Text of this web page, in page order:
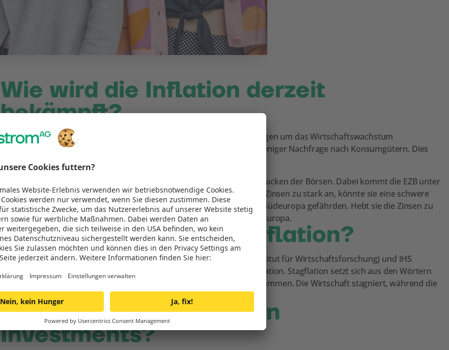
Wie wird die Inflation derzeit
bekämpft?
Die EZB (Europäische Zentralbank) reagiert vor allem mit Zinserhöhungen um das Wirtschaftswachstum
einzubremsen. Denn höhere Zinsen sorgen für teurere Kredite und weniger Nachfrage nach Konsumgütern. Dies
führt üblicherweise zu einer Beruhigung der Inflationsrate.
Die Zinserhöhungen, so notwendig sie sind, führen auch zu einem Absacken der Börsen. Dabei kommt die EZB unter
Druck, denn ihre Entscheidungen sind sehr weitreichend. Hebt sie die Zinsen zu stark an, könnte sie eine schwere
Rezession auslösen oder die Zahlungsfähigkeit bestimmter Länder in Südeuropa gefährden. Hebt sie die Zinsen zu
spät an, könnte sie ihr wichtigstes Ziel verfehlen: Die Preisstabilität in Europa.
Und was bedeutet Stagflation?
Es kommt aber leider noch schlimmer. Das Wifo (Österreichisches Institut für Wirtschaftsforschung) und IHS
(Institut für höhere Studien) erwarten im kommenden Jahr eine Stagflation. Stagflation setzt sich aus den Wörtern
Stagnation (fehlendes Wachstum) und Inflation (Geldentwertung) zusammen. Die Wirtschaft stagniert, während die
Preise sich weiterhin erhöhen. Eine denkbar schlechte Mischung.
Was also tun mit meinen
Investments?